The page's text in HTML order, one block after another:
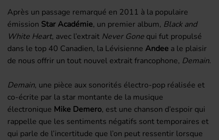
Après un passage remarqué en 2011 à la populaire
émission Star Académie, un premier album, Black and
White Heart, avec l’extrait Never Gone qui fut propulsé
dans le top 40 Canadien, la Lévisienne Andee a le plaisir
de nous offrir un tout nouvel extrait francophone, Demain.
Demain, une pièce aux sonorités électro-pop réalisée et
co-écrite par la star montante de la musique
électronique Mike Demero, est une chanson d’espoir qui
rappelle que les sentiments négatifs sont temporaires et
qui parle de l’incertitude que l’on peut ressentir lorsque